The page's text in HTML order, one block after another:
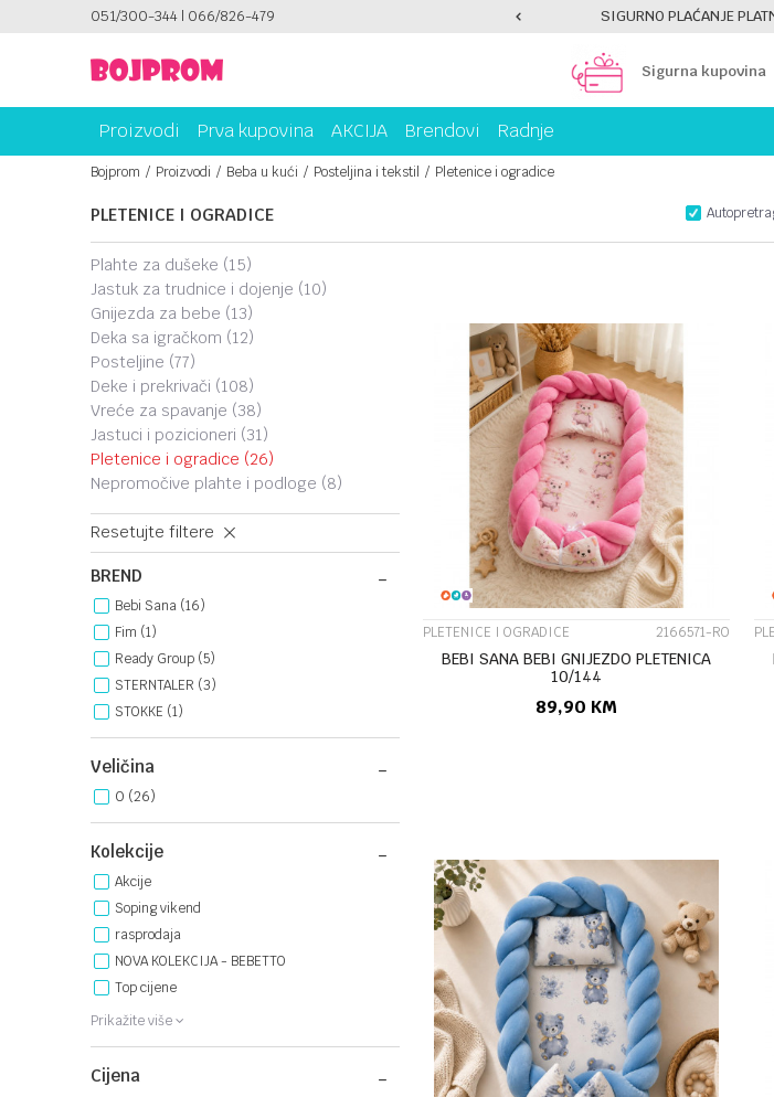
051/300-344 | 066/826-479
PLATI UNICREDIT KARTICOM NA RATE! SIGURNO PLAĆANJE
Sigurna kupovina
Proizvodi Prva kupovina AKCIJA Brendovi Radnje
Bojprom Proizvodi Beba u kući Posteljina i tekstil Pletenice i ogradice
PLETENICE I OGRADICE
plahte za dušeke (15)
jastuk za trudnice i dojenje (10)
gnijezda za bebe (13)
deka sa igračkom (12)
posteljine (77)
deke i prekrivači (108)
vreće za spavanje (38)
jastuci i pozicioneri (31)
pletenice i ogradice (26)
nepromočive plahte i podloge (8)
Resetujte filtere
BREND
Bebi Sana (16)
Fim (1)
Ready Group (5)
STERNTALER (3)
STOKKE (1)
Veličina
0 (26)
Kolekcije
Akcije
Soping vikend
rasprodaja
NOVA KOLEKCIJA - BEBETTO
Top cijene
Prikažite više
Cijena
UPOREDI
PLETENICE I OGRADICE 2166571-RO
BEBI SANA BEBI GNIJEZDO PLETENICA
10/144
89,90 KM
UPOREDI